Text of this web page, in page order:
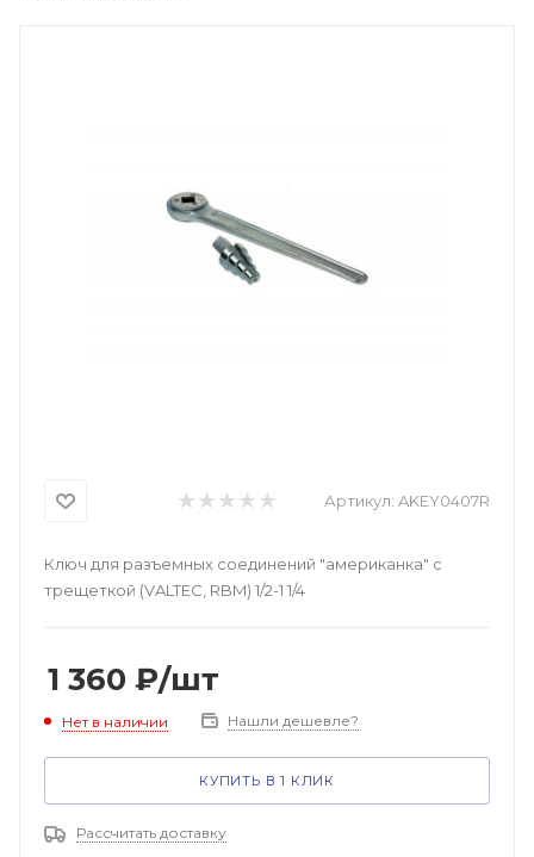
Артикул: AKEY0407R
Ключ для разъемных соединений "американка" с
трещеткой (VALTEC, RBM) 1/2-1 1/4
1 360 ₽/шт
Нет в наличии Нашли дешевле?
КУПИТЬ В 1 КЛИК
Рассчитать доставку